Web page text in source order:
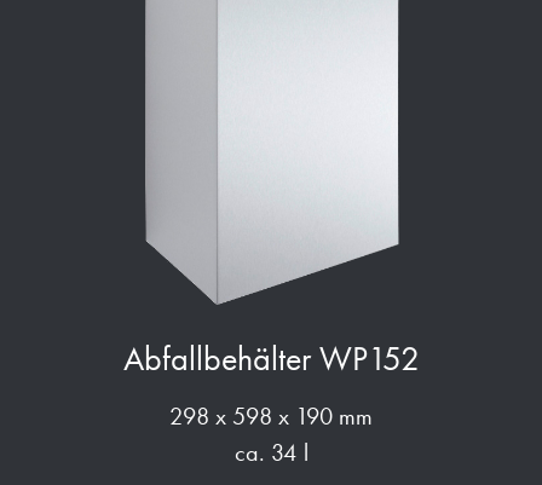
Abfallbehälter WP152
298 x 598 x 190 mm
ca. 34 l